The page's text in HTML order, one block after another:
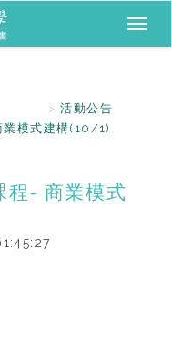
活動公告
業模式建構(10/1)
程- 商業模式